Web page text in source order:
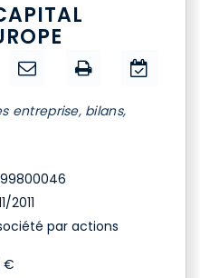
entreprise, bilans,
2011
par actions
€